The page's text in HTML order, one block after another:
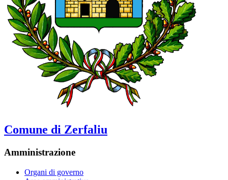
Comune di Zerfaliu
Amministrazione
Organi di governo